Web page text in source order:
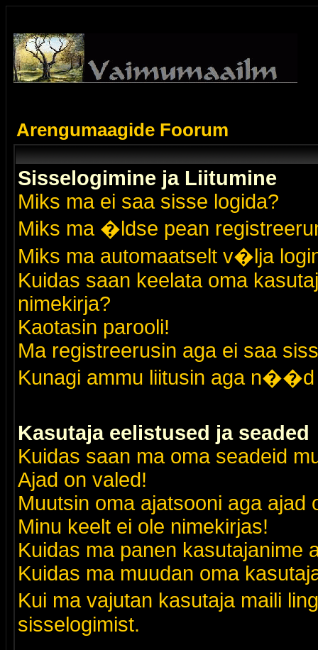
Arengumaagide Foorum
Sisselogimine ja Liitumine
Miks ma ei saa sisse logida?
Miks ma �ldse pean
Miks ma automaatselt v�lja
Kuidas saan keelata oma
nimekirja?
Kaotasin parooli!
Ma registreerusin aga ei saa
Kunagi ammu liitusin aga n��d
Kasutaja eelistused ja seaded
Kuidas saan ma oma seadeid
Ajad on valed!
Muutsin oma ajatsooni aga ajad
Minu keelt ei ole nimekirjas!
Kuidas ma panen kasutajanime
Kuidas ma muudan oma
Kui ma vajutan kasutaja maili
sisselogimist.